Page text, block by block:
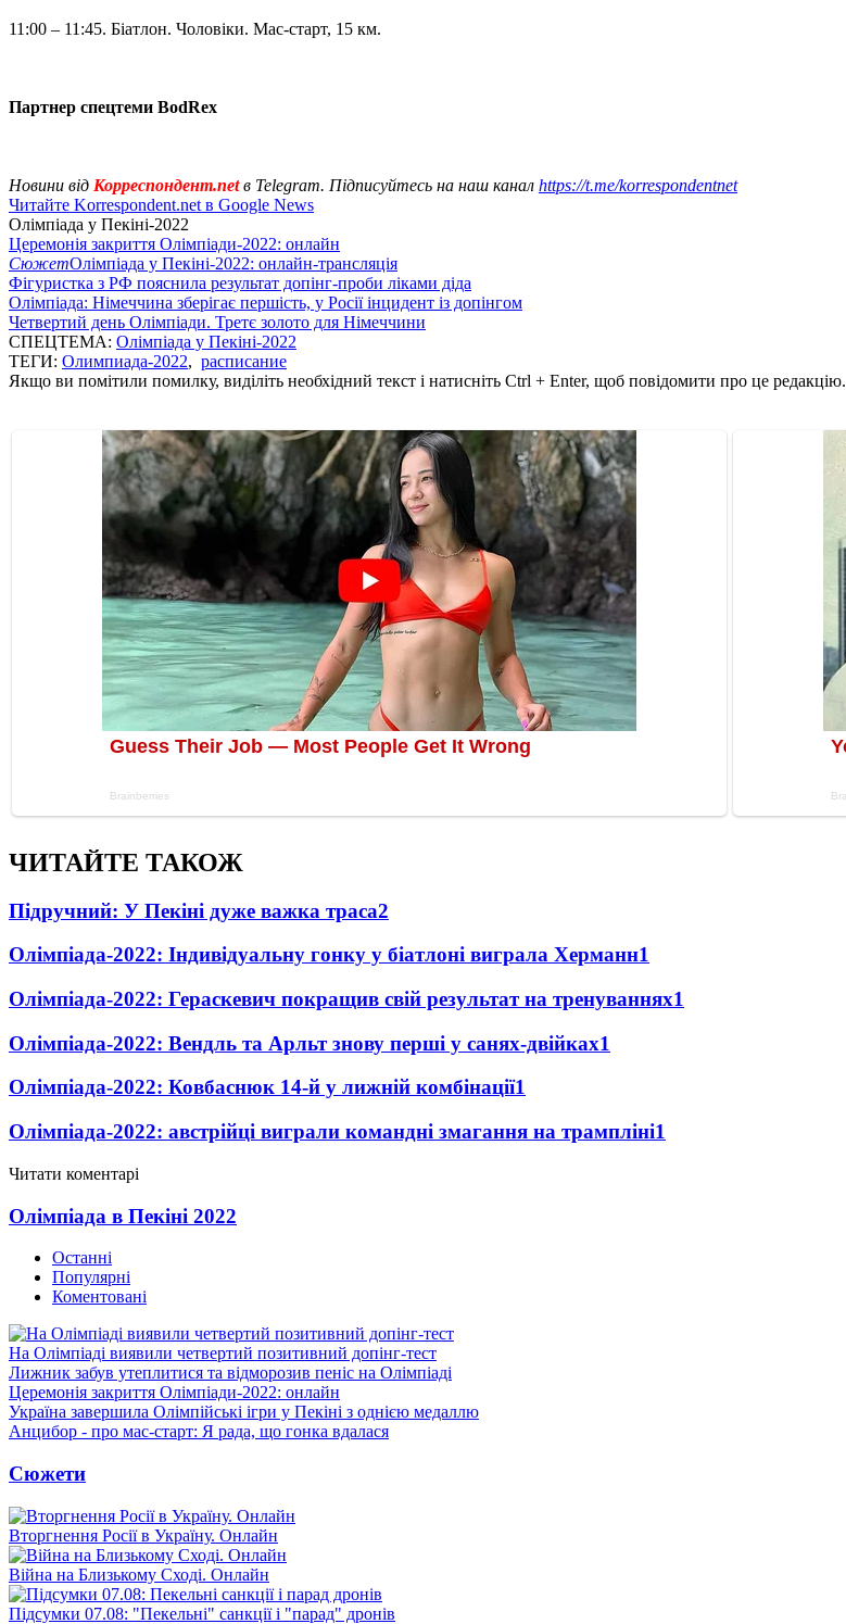
11:00 – 11:45. Біатлон. Чоловіки. Мас-старт, 15 км.
Партнер спецтеми BodRex
Новини від Корреспондент.netв Telegram. Підписуйтесь на наш канал https://t.me/korrespondentnet
Читайте Korrespondent.net в Google News
Олімпіада у Пекіні-2022
Церемонія закриття Олімпіади-2022: онлайн
СюжетОлімпіада у Пекіні-2022: онлайн-трансляція
Фігуристка з РФ пояснила результат допінг-проби ліками діда
Олімпіада: Німеччина зберігає першість, у Росії інцидент із допінгом
Четвертий день Олімпіади. Третє золото для Німеччини
СПЕЦТЕМА: Олімпіада у Пекіні-2022
ТЕГИ: Олимпиада-2022, расписание
Якщо ви помітили помилку, виділіть необхідний текст і натисніть Ctrl + Enter, щоб повідомити про це редакцію.
ЧИТАЙТЕ ТАКОЖ
Підручний: У Пекіні дуже важка траса2
Олімпіада-2022: Індивідуальну гонку у біатлоні виграла Херманн1
Олімпіада-2022: Гераскевич покращив свій результат на тренуваннях1
Олімпіада-2022: Вендль та Арльт знову перші у санях-двійках1
Олімпіада-2022: Ковбаснюк 14-й у лижній комбінації1
Олімпіада-2022: австрійці виграли командні змагання на трампліні1
Читати коментарі
Олімпіада в Пекіні 2022
Останні
Популярні
Коментовані
На Олімпіаді виявили четвертий позитивний допінг-тест
Лижник забув утеплитися та відморозив пеніс на Олімпіаді
Церемонія закриття Олімпіади-2022: онлайн
Україна завершила Олімпійські ігри у Пекіні з однією медаллю
Анцибор - про мас-старт: Я рада, що гонка вдалася
Сюжети
Вторгнення Росії в Україну. Онлайн
Війна на Близькому Сході. Онлайн
Підсумки 07.08: "Пекельні" санкції і "парад" дронів